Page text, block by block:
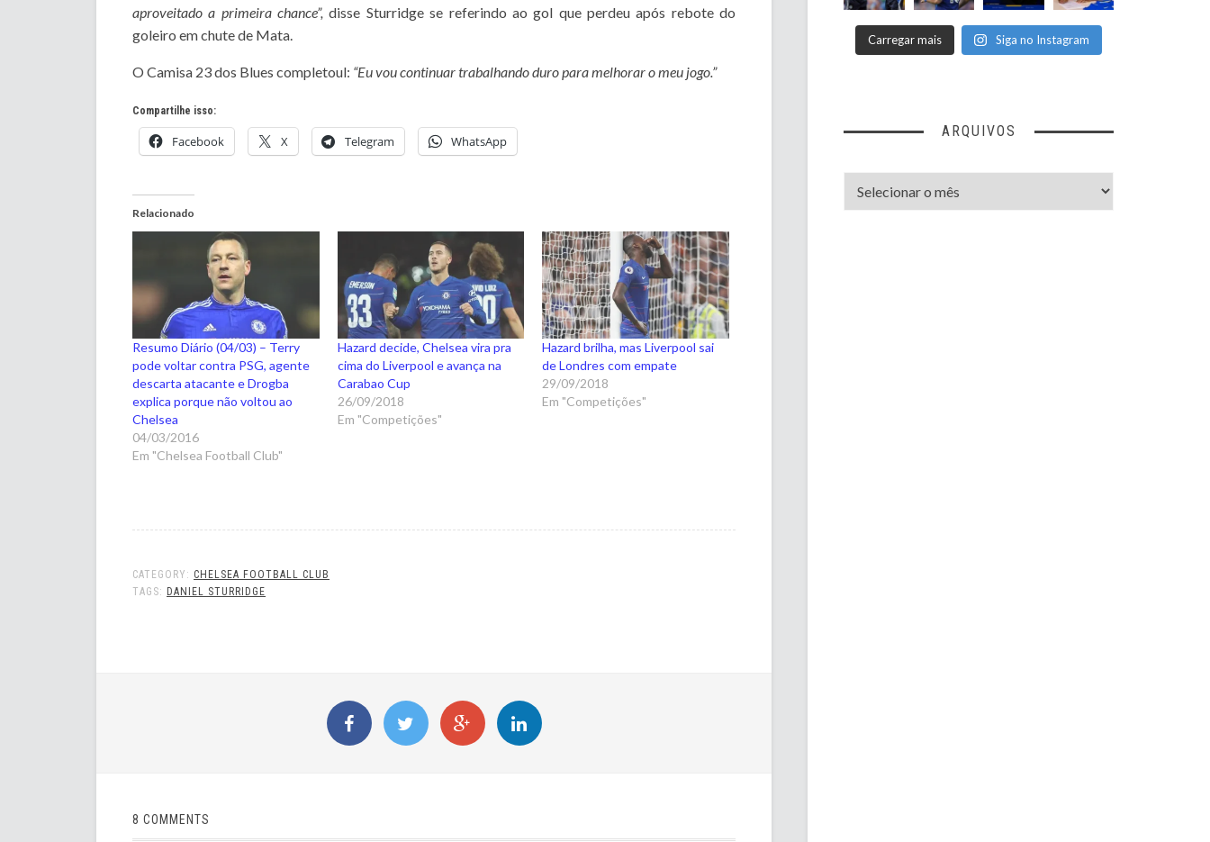
aproveitado a primeira chance”, disse Sturridge se referindo ao gol que perdeu após rebote do
goleiro em chute de Mata.
O Camisa 23 dos Blues completoul: “Eu vou continuar trabalhando duro para melhorar o meu jogo.”
Compartilhe isso:
Facebook X Telegram WhatsApp
Relacionado
Resumo Diário (04/03) – Terry
pode voltar contra PSG, agente
descarta atacante e Drogba
explica porque não voltou ao
Chelsea
04/03/2016
Em "Chelsea Football Club"
Hazard decide, Chelsea vira pra
cima do Liverpool e avança na
Carabao Cup
26/09/2018
Em "Competições"
Hazard brilha, mas Liverpool sai
de Londres com empate
29/09/2018
Em "Competições"
CATEGORY: CHELSEA FOOTBALL CLUB
TAGS: DANIEL STURRIDGE
8 COMMENTS
Carregar mais Siga no Instagram
ARQUIVOS